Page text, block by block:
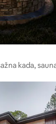
kada,
s oznakom